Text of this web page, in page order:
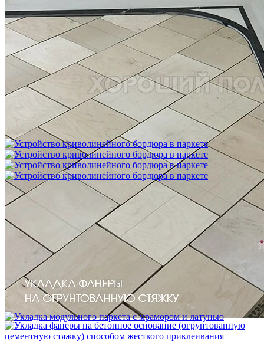
Межслойная шлифовка паркета
1 200 ₽
Устройство криволинейного бордюра в паркете
2 500 ₽